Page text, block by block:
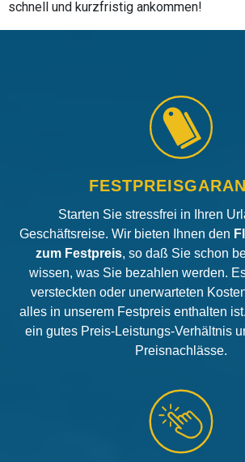
schnell und kurzfristig ankommen!
Starten Sie stressfrei in Ihren
Geschäftsreise. Wir bieten Ihnen den
zum Festpreis, so daß Sie schon
wissen, was Sie bezahlen werden.
versteckten oder unerwarteten
alles in unserem Festpreis enthalten
ein gutes Preis-Leistungs-Verhältnis
Preisnachlässe.